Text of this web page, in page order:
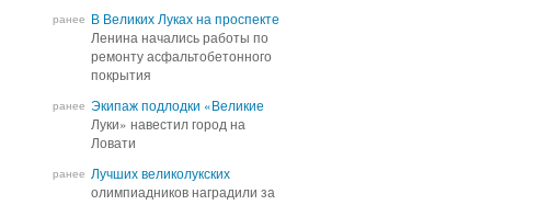
ранее В Великих Луках на проспекте
Ленина начались работы по
ремонту асфальтобетонного
покрытия
В Великих Луках на проспекте
Ленина начались работы по
ремонту асфальтобетонного
покрытия
ранее Экипаж подлодки «Великие
Луки» навестил город на
Ловати
Экипаж подлодки «Великие
Луки» навестил город на
Ловати
ранее Лучших великолукских
олимпиадников наградили за
Лучших великолукских
олимпиадников наградили за